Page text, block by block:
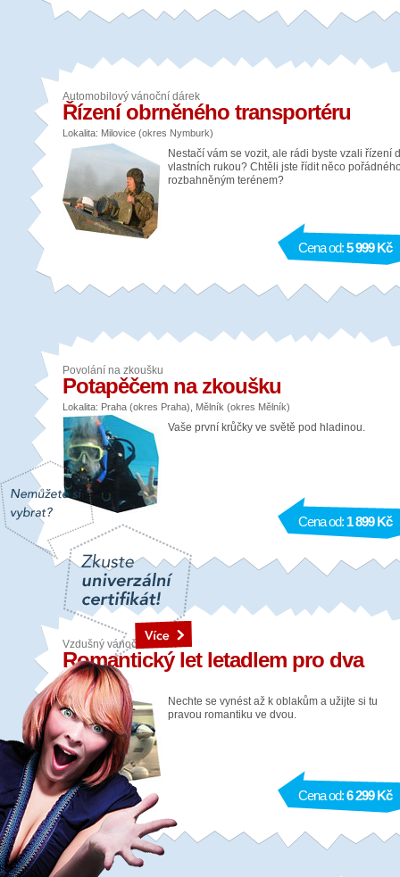
Automobilový vánoční dárek
Řízení obrněného transportéru
Lokalita: Milovice (okres Nymburk)
Nestačí vám se vozit, ale rádi byste vzali řízení
vlastních rukou? Chtěli jste řídit něco
rozbahněným terénem?
Cena od:5 999 Kč
Povolání na zkoušku
Potapěčem na zkoušku
Lokalita: Praha (okres Praha), Mělník (okres Mělník)
Vaše první krůčky ve světě pod hladinou.
Cena od: 1 899 Kč
Vzdušný vánoční dárek
Romantický let letadlem pro dva
Lokalita: Praha
Nechte se vynést až k oblakům a užijte si tu
pravou romantiku ve dvou.
Cena od:6 299 Kč